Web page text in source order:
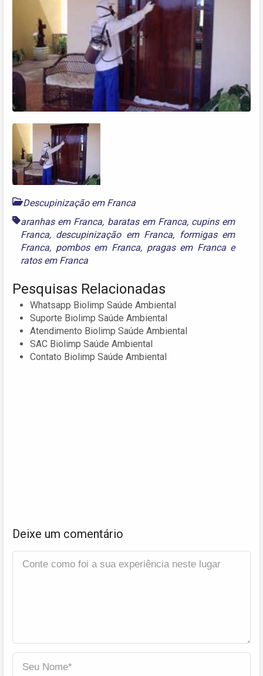
Descupinização em Franca
aranhas em Franca, baratas em Franca, cupins em
Franca, descupinização em Franca, formigas em
Franca, pombos em Franca, pragas em Francae
ratos em Franca
Pesquisas Relacionadas
Whatsapp Biolimp Saúde Ambiental
Suporte Biolimp Saúde Ambiental
Atendimento Biolimp Saúde Ambiental
SAC Biolimp Saúde Ambiental
Contato Biolimp Saúde Ambiental
Deixe um comentário